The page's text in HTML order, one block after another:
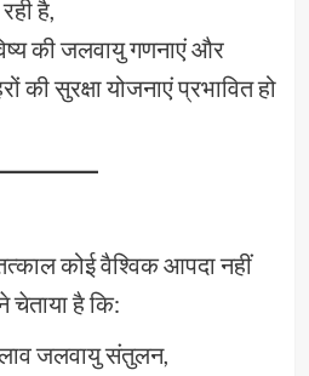
है,
की जलवायु गणनाएं और
की सुरक्षा योजनाएं प्रभावित हो
कोई वैश्विक आपदा नहीं
चेताया है कि:
जलवायु संतुलन,